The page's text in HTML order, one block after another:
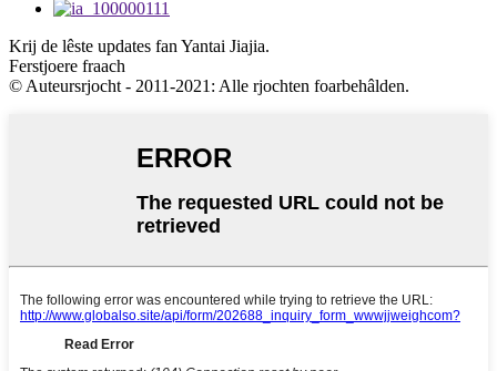
Krij de lêste updates fan Yantai Jiajia.
Ferstjoere fraach
© Auteursrjocht - 2011-2021: Alle rjochten foarbehâlden.